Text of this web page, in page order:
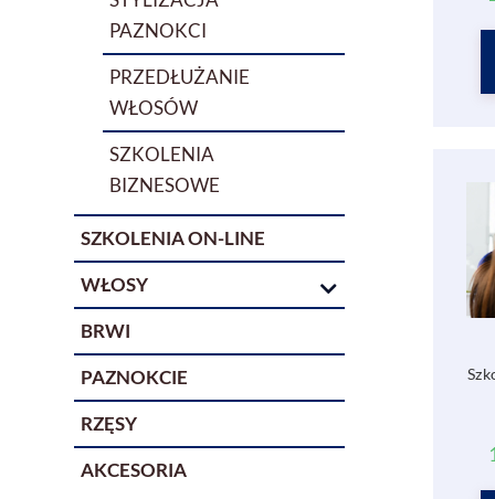
PAZNOKCI
PRZEDŁUŻANIE
WŁOSÓW
SZKOLENIA
BIZNESOWE
SZKOLENIA ON-LINE
WŁOSY
AKCESORIA DO
PRZEDŁUŻANIA
WŁOSÓW
GRANULKACH
WŁOSY DO
PRZEDŁUŻANIA
BRWI
PAZNOKCIE
RZĘSY
AKCESORIA